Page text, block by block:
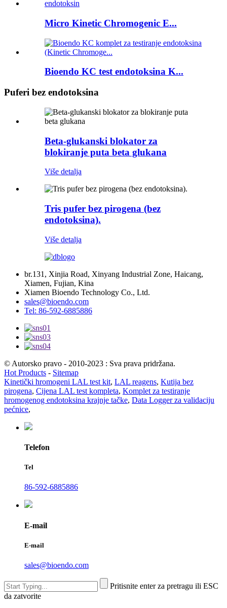
Micro Kinetic Chromogenic E...
Bioendo KC test endotoksina K...
Puferi bez endotoksina
Beta-glukanski blokator za
blokiranje puta beta glukana
Više detalja
Tris pufer bez pirogena (bez
endotoksina).
Više detalja
br.131, Xinjia Road, Xinyang Industrial Zone, Haicang,
Xiamen, Fujian, Kina
Xiamen Bioendo Technology Co., Ltd.
sales@bioendo.com
Tel: 86-592-6885886
© Autorsko pravo - 2010-2023 : Sva prava pridržana.
Hot Products - Sitemap
Kinetički hromogeni LAL test kit, LAL reagens, Kutija bez
pirogena, Cijena LAL test kompleta, Komplet za testiranje
hromogenog endotoksina krajnje tačke, Data Logger za validaciju
pećnice,
Telefon
Tel
86-592-6885886
E-mail
E-mail
sales@bioendo.com
Pritisnite enter za pretragu ili ESC
da zatvorite